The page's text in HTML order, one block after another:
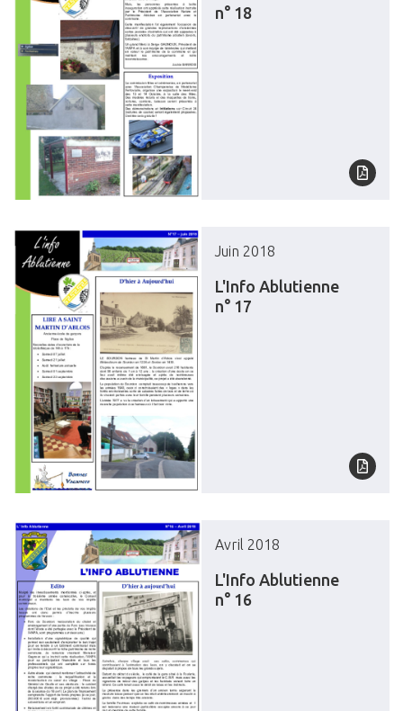
n° 18
Juin 2018
L'Info Ablutienne
n° 17
Avril 2018
L'Info Ablutienne
n° 16